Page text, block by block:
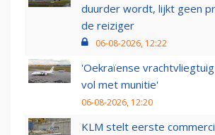
duurder wordt, lijkt geen
de reiziger
06-08-2026, 12:22
'Oekraïense
vol met munitie'
06-08-2026, 12:20
KLM stelt eerste